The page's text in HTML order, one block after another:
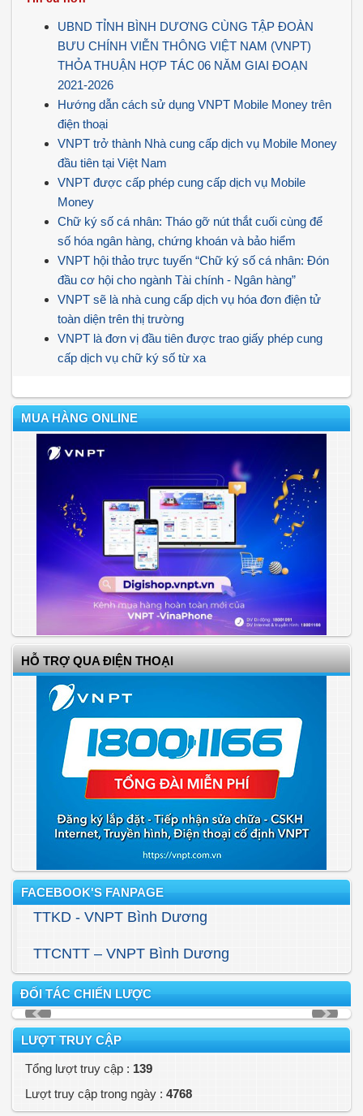
UBND TỈNH BÌNH DƯƠNG CÙNG TẬP ĐOÀN
BƯU CHÍNH VIỄN THÔNG VIỆT NAM (VNPT)
THỎA THUẬN HỢP TÁC 06 NĂM GIAI ĐOẠN
2021-2026
Hướng dẫn cách sử dụng VNPT Mobile Money trên
điện thoại
VNPT trở thành Nhà cung cấp dịch vụ Mobile Money
đầu tiên tại Việt Nam
VNPT được cấp phép cung cấp dịch vụ Mobile
Money
Chữ ký số cá nhân: Tháo gỡ nút thắt cuối cùng để
số hóa ngân hàng, chứng khoán và bảo hiểm
VNPT hội thảo trực tuyến “Chữ ký số cá nhân: Đón
đầu cơ hội cho ngành Tài chính - Ngân hàng”
VNPT sẽ là nhà cung cấp dịch vụ hóa đơn điện tử
toàn diện trên thị trường
VNPT là đơn vị đầu tiên được trao giấy phép cung
cấp dịch vụ chữ ký số từ xa
MUA HÀNG ONLINE
HỖ TRỢ QUA ĐIỆN THOẠI
FACEBOOK'S FANPAGE
TTKD - VNPT Bình Dương
TTCNTT – VNPT Bình Dương
ĐỐI TÁC CHIẾN LƯỢC
LƯỢT TRUY CẬP
Tổng lượt truy cập : 139
Lượt truy cập trong ngày : 4768